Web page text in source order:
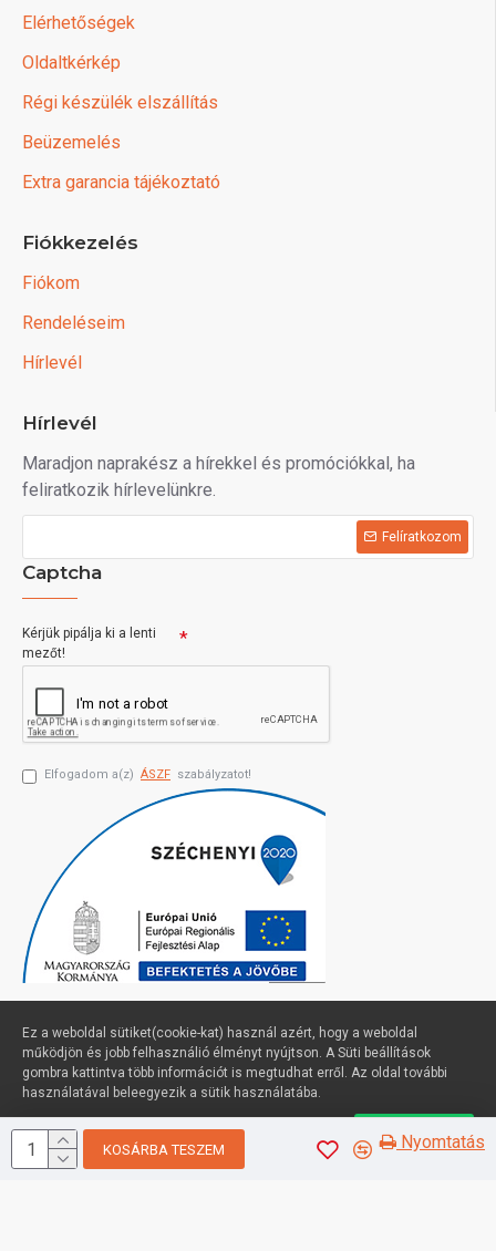
KOSÁRBA TESZEM Nyomtatás
Elérhetőségek
Oldaltkérkép
Régi készülék elszállítás
Beüzemelés
Extra garancia tájékoztató
Fiókkezelés
Fiókom
Rendeléseim
Hírlevél
Hírlevél
Maradjon naprakész a hírekkel és promóciókkal, ha
feliratkozik hírlevelünkre.
Felíratkozom
Captcha
Kérjük pipálja ki a lenti
mezőt!
Elfogadom a(z) ÁSZF szabályzatot!
Profimuszaki.hu - exPanda ERP
Ez a weboldal sütiket(cookie-kat) használ azért, hogy a weboldal
működjön és jobb felhasználió élményt nyújtson. A Süti beállítások
gombra kattintva több információt is megtudhat erről. Az oldal további
használatával beleegyezik a sütik használatába.
Süti beállítások Elfogadom